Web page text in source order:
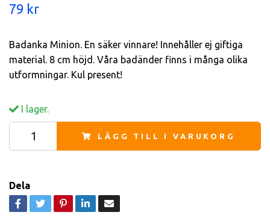
79 kr
Badanka Minion. En säker vinnare! Innehåller ej giftiga
material. 8 cm höjd. Våra badänder finns i många olika
utformningar. Kul present!
I lager.
LÄGG TILL I VARUKORG
Dela